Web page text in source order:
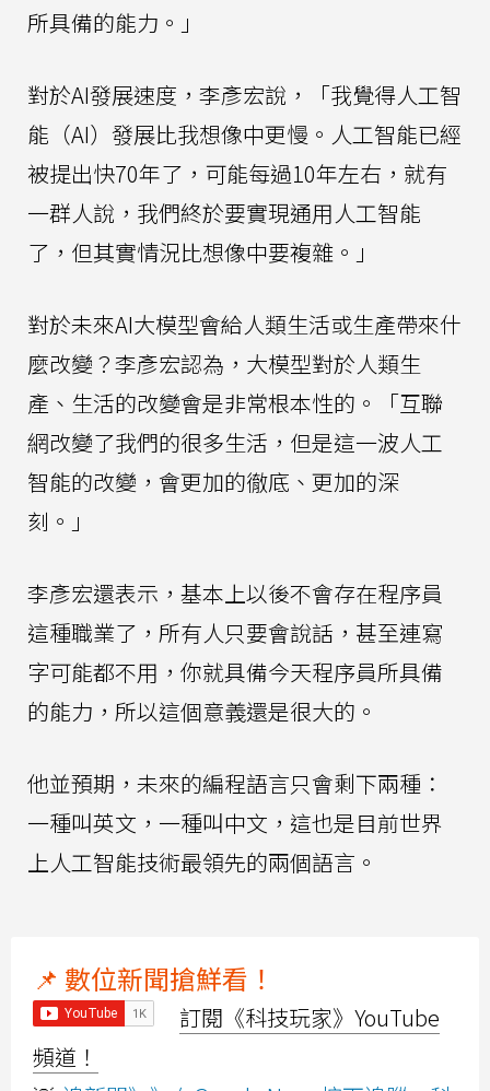
所具備的能力。」
對於AI發展速度，李彥宏說，「我覺得人工智
能（AI）發展比我想像中更慢。人工智能已經
被提出快70年了，可能每過10年左右，就有
一群人說，我們終於要實現通用人工智能
了，但其實情況比想像中要複雜。」
對於未來AI大模型會給人類生活或生產帶來什
麼改變？李彥宏認為，大模型對於人類生
產、生活的改變會是非常根本性的。「互聯
網改變了我們的很多生活，但是這一波人工
智能的改變，會更加的徹底、更加的深
刻。」
李彥宏還表示，基本上以後不會存在程序員
這種職業了，所有人只要會說話，甚至連寫
字可能都不用，你就具備今天程序員所具備
的能力，所以這個意義還是很大的。
他並預期，未來的編程語言只會剩下兩種：
一種叫英文，一種叫中文，這也是目前世界
上人工智能技術最領先的兩個語言。
📌 數位新聞搶鮮看！
訂閱《科技玩家》YouTube
頻道！